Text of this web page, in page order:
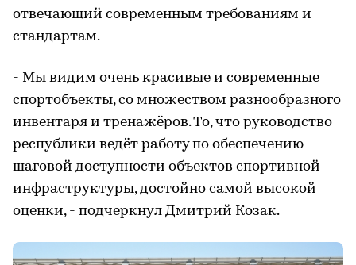
отвечающий современным требованиям и
стандартам.
- Мы видим очень красивые и современные
спортобъекты, со множеством разнообразного
инвентаря и тренажёров. То, что руководство
республики ведёт работу по обеспечению
шаговой доступности объектов спортивной
инфраструктуры, достойно самой высокой
оценки, - подчеркнул Дмитрий Козак.